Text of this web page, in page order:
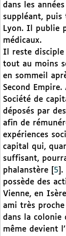
dans les
suppléant, puis
Lyon. Il publie
médicaux.
Il reste disciple
tout au moins
en sommeil
Second
Société de
déposés par
afin de
expériences
capital qui,
suffisant,
phalanstère
5 .
possède des
Vienne, en
ami très
dans la colonie
même devient